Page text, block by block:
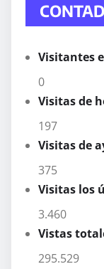
Visitantes
0
Visitas de
197
Visitas de
375
Visitas los
3.460
Vistas
295.529